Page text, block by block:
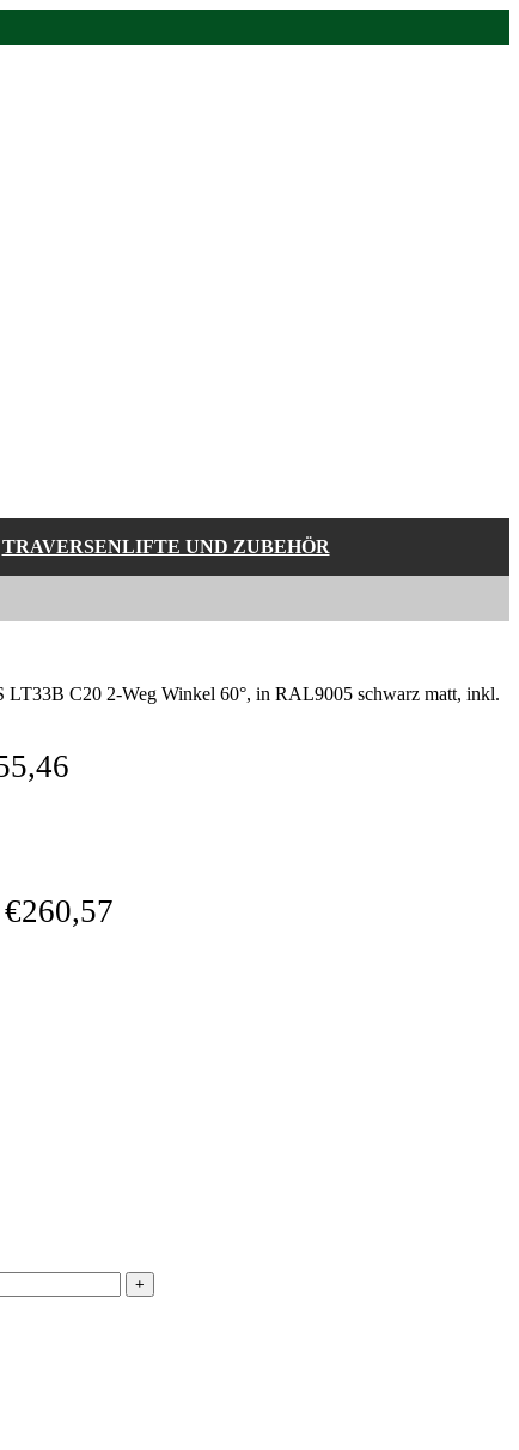
TRAVERSENLIFTE UND ZUBEHÖR
C20 2-Weg Winkel 60°, in RAL9005 schwarz matt, inkl.
€260,57